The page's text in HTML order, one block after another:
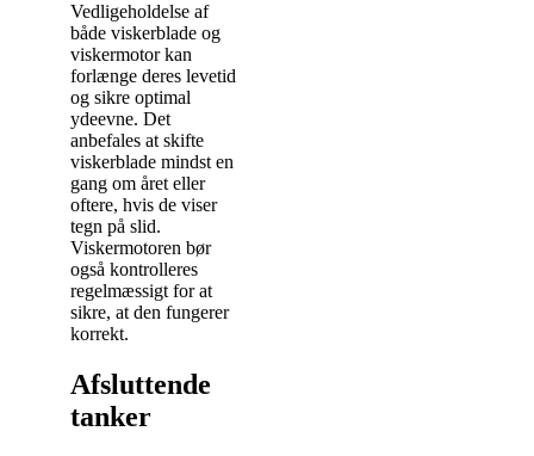
Vedligeholdelse af
både viskerblade og
viskermotor kan
forlænge deres levetid
og sikre optimal
ydeevne. Det
anbefales at skifte
viskerblade mindst en
gang om året eller
oftere, hvis de viser
tegn på slid.
Viskermotoren bør
også kontrolleres
regelmæssigt for at
sikre, at den fungerer
korrekt.
Afsluttende
tanker